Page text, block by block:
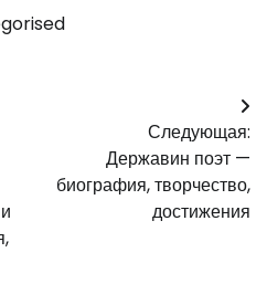
Следующая:
Державин поэт —
биография, творчество,
достижения